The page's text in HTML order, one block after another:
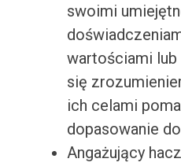
swoimi
wartościami lub
się
ich celami
dopasowanie
Angażujący